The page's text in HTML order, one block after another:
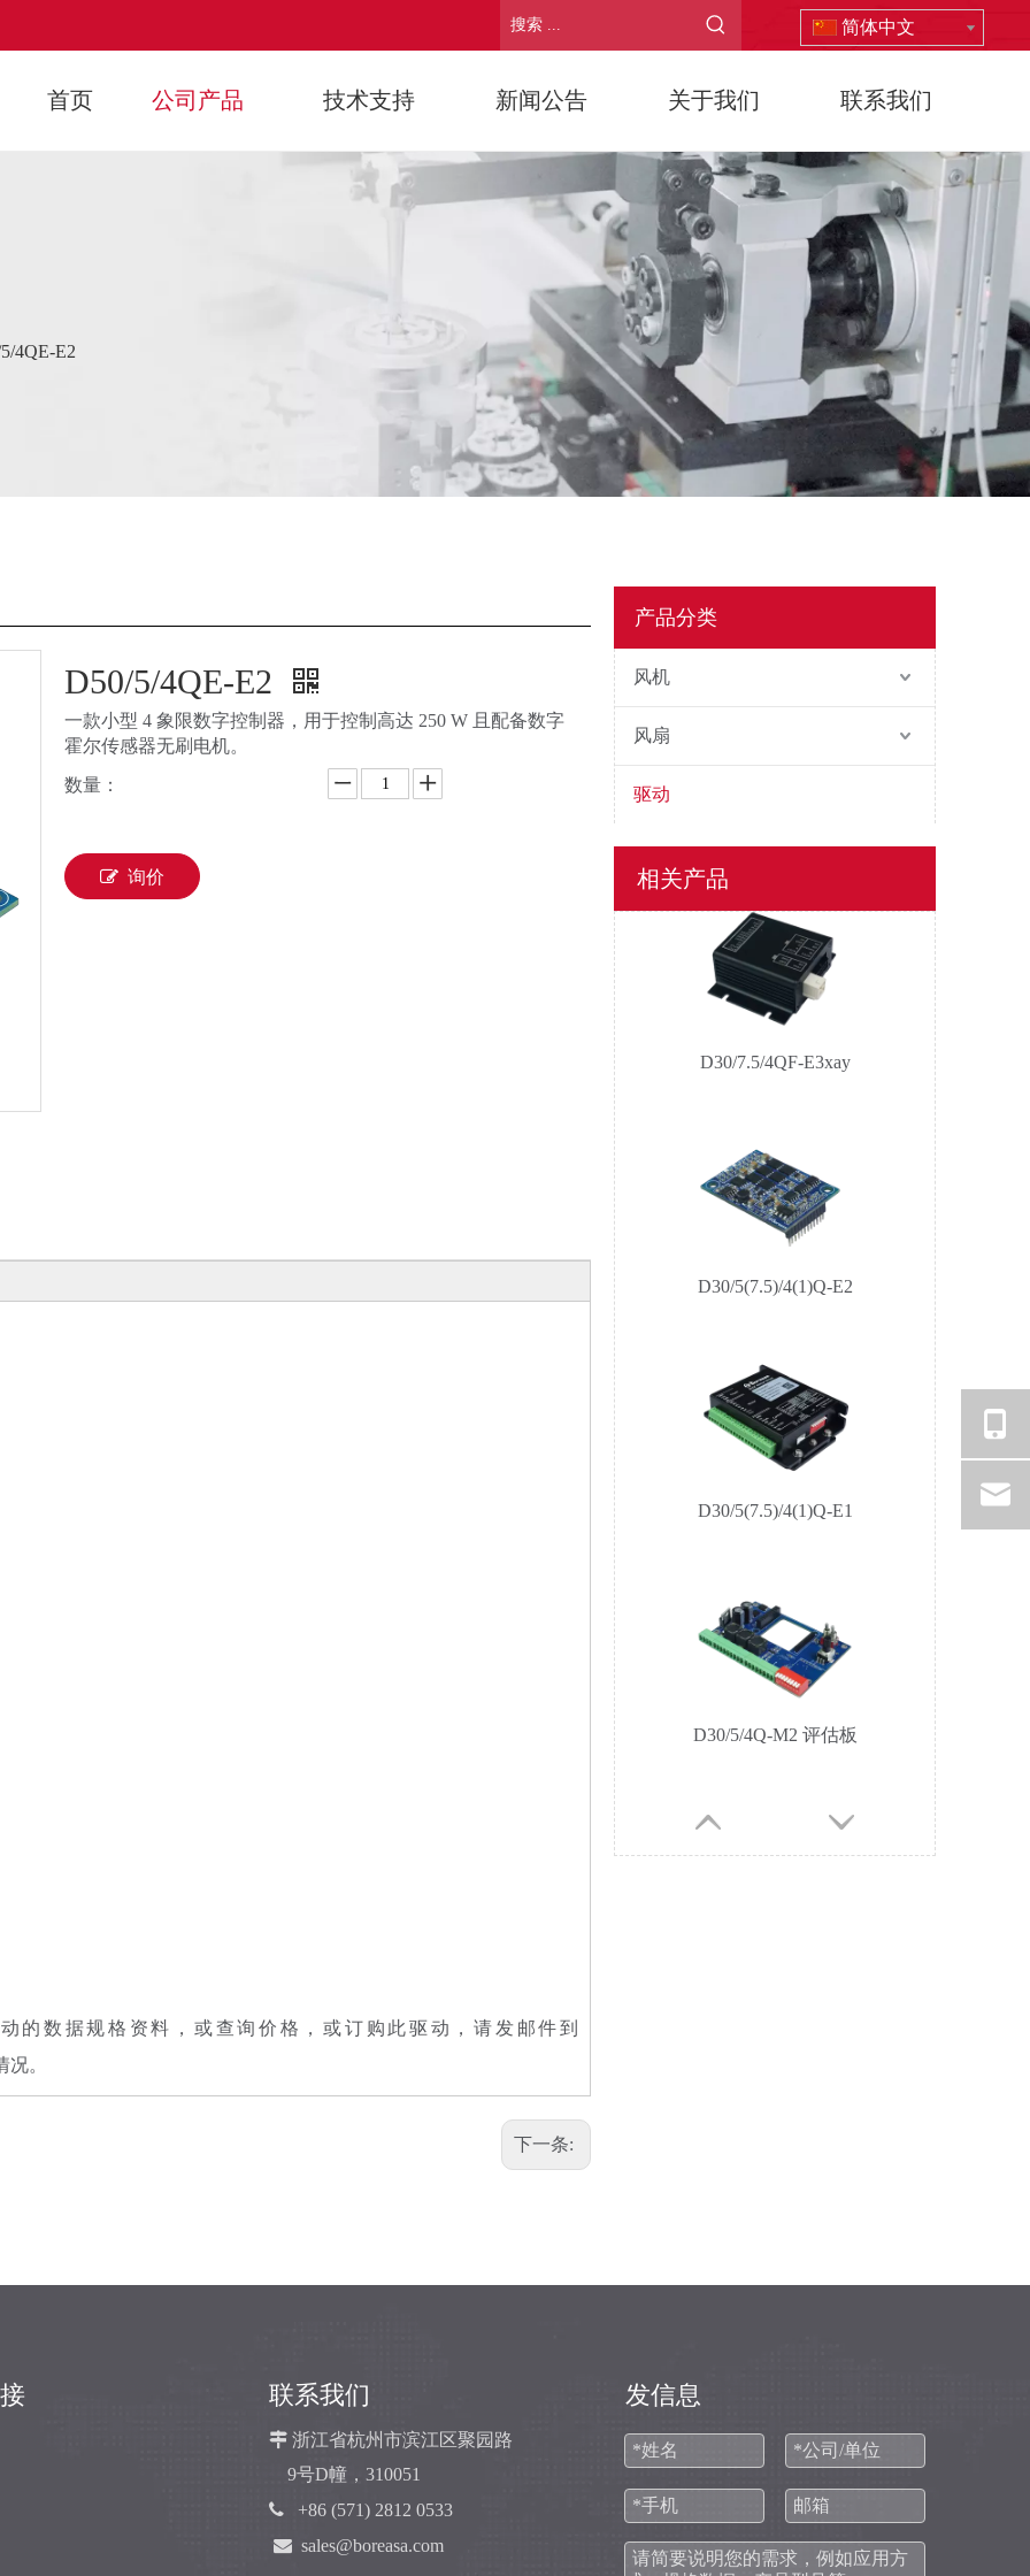
简体中文
首页 公司产品 技术支持 新闻公告 关于我们 联系我们
4QE-E2
D50/5/4QE-E2
一款小型 4 象限数字控制器，用于控制高达 250 W 且配备数字
霍尔传感器无刷电机。
数量：
询价
的数据规格资料，或查询价格，或订购此驱动，请发邮件到
。
下一条:
产品分类
风机
风扇
驱动
相关产品
D30/5/4QF-E2
D30/15/4Q-E1
D30/7.5/4QF-E3xay
联系我们
 浙江省杭州市滨江区聚园路
9号D幢，310051
 +86 (571) 2812 0533
 sales@boreasa.com
发信息